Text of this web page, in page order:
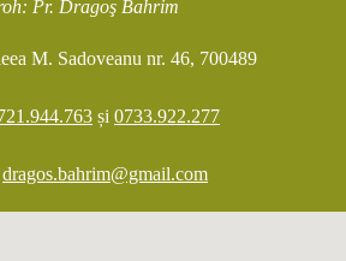
Pr. Dragoş Bahrim
M. Sadoveanu nr. 46, 700489
și 0733.922.277
dragos.bahrim@gmail.com